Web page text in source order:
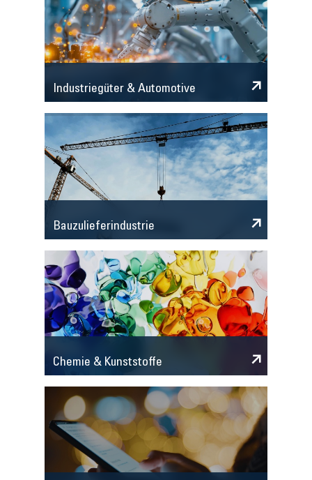
Industriegüter & Automotive
Bauzulieferindustrie
Chemie & Kunststoffe